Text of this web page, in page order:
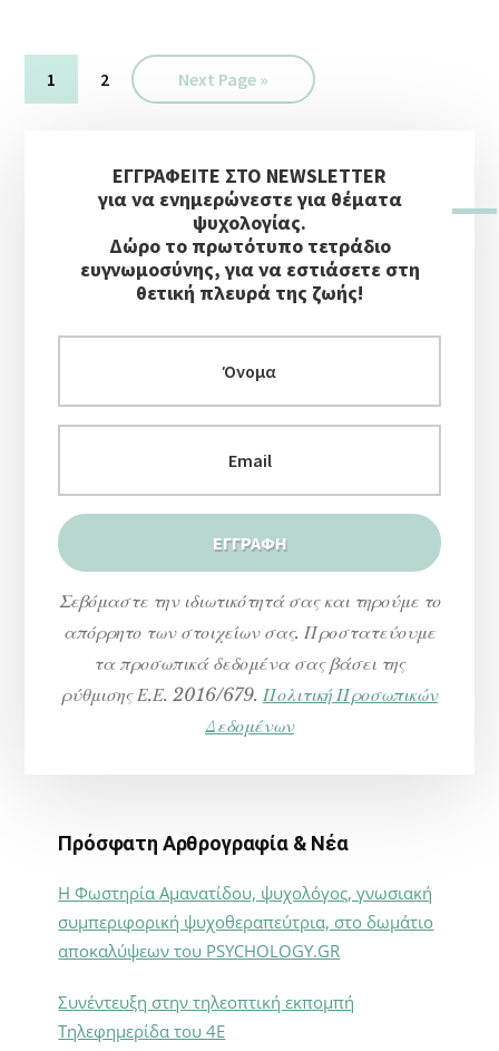
Σελίδα
1 Σελίδα
2
Go
to
Next Page »
ΠλευρικήΕΓΓΡΑΦΕΙΤΕ ΣΤΟ NEWSLETTER
για να ενημερώνεστε για θέματα
ψυχολογίας.
Δώρο το πρωτότυπο τετράδιο
ευγνωμοσύνης, για να εστιάσετε στη
θετική πλευρά της ζωής!
Σεβόμαστε την ιδιωτικότητά σας και τηρούμε το
απόρρητο των στοιχείων σας. Προστατεύουμε
τα προσωπικά δεδομένα σας βάσει της
ρύθμισης Ε.Ε. 2016/679. Πολιτική Προσωπικών
Δεδομένων
Πρόσφατη Αρθρογραφία & Νέα
Η Φωστηρία Αμανατίδου, ψυχολόγος, γνωσιακή
συμπεριφορική ψυχοθεραπεύτρια, στο δωμάτιο
αποκαλύψεων του PSYCHOLOGY.GR
Συνέντευξη στην τηλεοπτική εκπομπή
Τηλεφημερίδα του 4Ε